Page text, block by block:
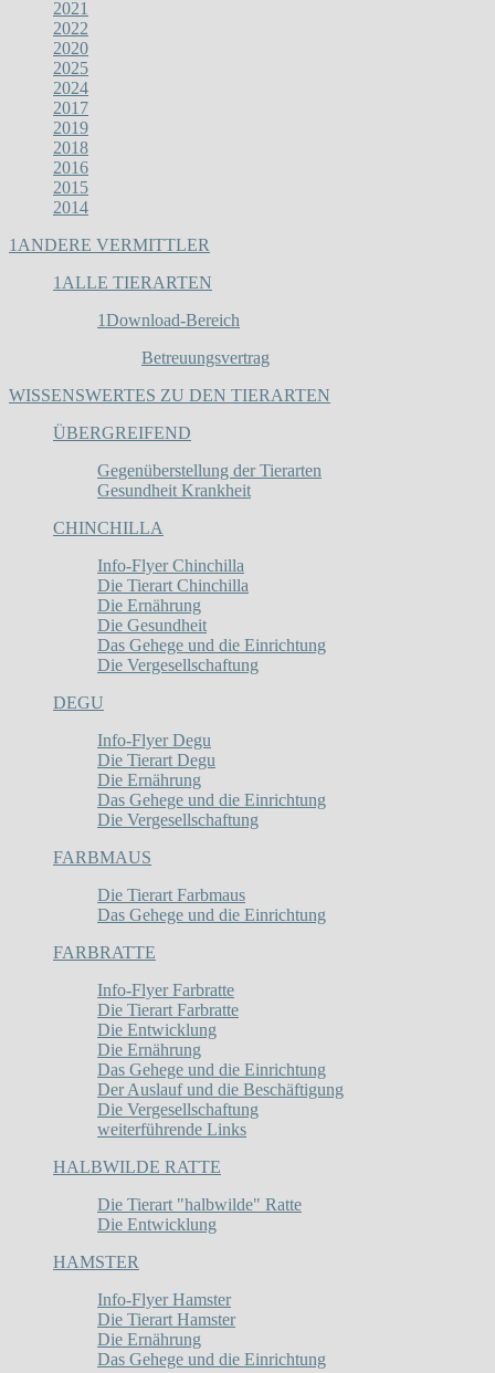
2021
2022
2020
2025
2024
2017
2019
2018
2016
2015
2014
1ANDERE VERMITTLER
1ALLE TIERARTEN
1Download-Bereich
Betreuungsvertrag
WISSENSWERTES ZU DEN TIERARTEN
ÜBERGREIFEND
Gegenüberstellung der Tierarten
Gesundheit Krankheit
CHINCHILLA
Info-Flyer Chinchilla
Die Tierart Chinchilla
Die Ernährung
Die Gesundheit
Das Gehege und die Einrichtung
Die Vergesellschaftung
DEGU
Info-Flyer Degu
Die Tierart Degu
Die Ernährung
Das Gehege und die Einrichtung
Die Vergesellschaftung
FARBMAUS
Die Tierart Farbmaus
Das Gehege und die Einrichtung
FARBRATTE
Info-Flyer Farbratte
Die Tierart Farbratte
Die Entwicklung
Die Ernährung
Das Gehege und die Einrichtung
Der Auslauf und die Beschäftigung
Die Vergesellschaftung
weiterführende Links
HALBWILDE RATTE
Die Tierart "halbwilde" Ratte
Die Entwicklung
HAMSTER
Info-Flyer Hamster
Die Tierart Hamster
Die Ernährung
Das Gehege und die Einrichtung